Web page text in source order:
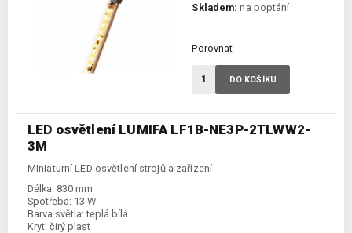
LED osvětlení LUMIFA LF1B-NE3P-2TLWW2-
3M
Miniaturní LED osvětlení strojů a zařízení
Délka: 830 mm
Spotřeba: 13 W
Barva světla: teplá bílá
Kryt: čirý plast
Skladem: na poptání
Porovnat
DO KOŠÍKU